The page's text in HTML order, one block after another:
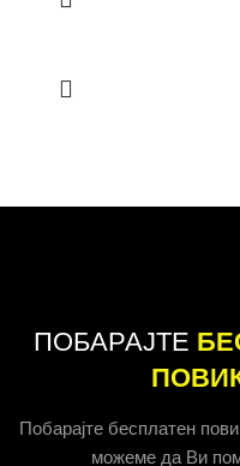
ПОБАРАЈТЕ
Побарајте бесплатен
можеме да Ви